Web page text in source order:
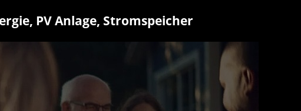
PV Anlage, Stromspeicher